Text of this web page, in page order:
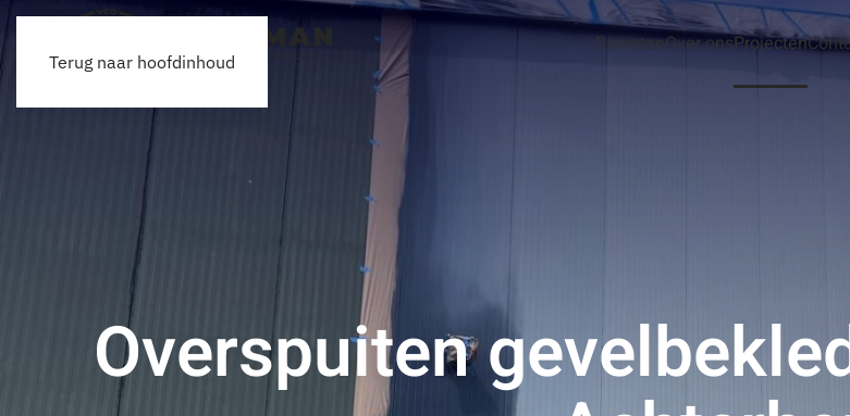
Terug naar hoofdinhoud
DienstenOver onsProjecten
Overspuiten